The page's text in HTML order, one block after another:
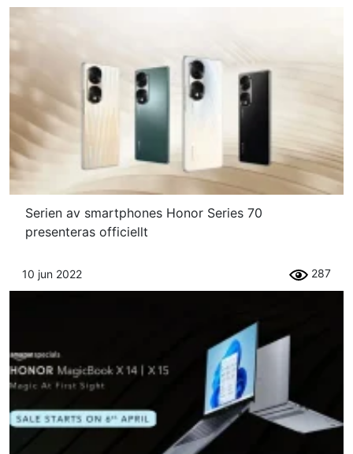
Serien av smartphones Honor Series 70
presenteras officiellt
10 jun 2022 287